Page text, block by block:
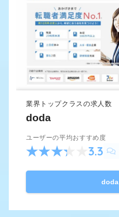
業界トップクラスの求人数
doda
ユーザーの平均おすすめ度
3.3
doda